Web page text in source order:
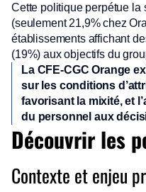
Cette politique perpétue la
(seulement 21,9% chez
établissements affichant
(19%) aux objectifs du
La CFE-CGC Orange
sur les conditions
favorisant la mixité, et
du personnel aux
Découvrir les
Contexte et enjeu